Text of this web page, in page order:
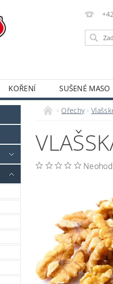
KOŘENÍ SUŠENÉ MASO
SEMENA, PROTEINY A
Ořechy